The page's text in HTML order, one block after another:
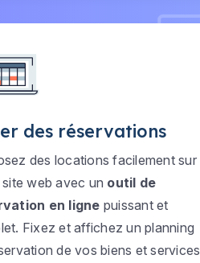
des réservations
des locations facilement sur
web avec un outil de
en ligne puissant et
Fixez et affichez un planning
de vos biens et services